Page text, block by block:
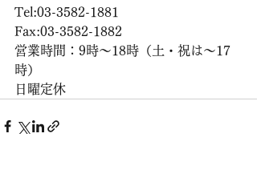
Tel:03-3582-1881
Fax:03-3582-1882
営業時間：9時〜18時（土・祝は〜17
時）
日曜定休